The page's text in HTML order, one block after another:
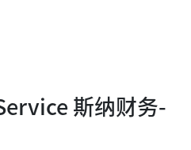
斯纳财务-